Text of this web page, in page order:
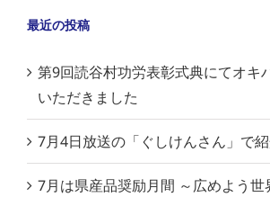
最近の投稿
第9回読谷村功労表彰式典にてオキ
いただきました
7月4日放送の「ぐしけんさん」で
7月は県産品奨励月間 ～広めよう